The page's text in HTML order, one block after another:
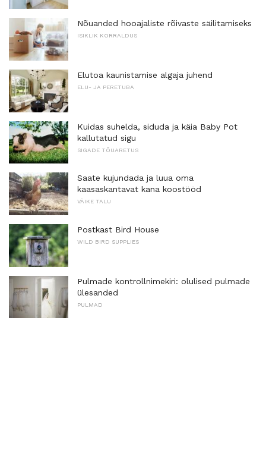
Nõuanded hooajaliste rõivaste säilitamiseks
ISIKLIK KORRALDUS
Elutoa kaunistamise algaja juhend
ELU- JA PERETUBA
Kuidas suhelda, siduda ja käia Baby Pot
kallutatud sigu
SIGADE TÕUARETUS
Saate kujundada ja luua oma
kaasaskantavat kana koostööd
VÄIKE TALU
Postkast Bird House
WILD BIRD SUPPLIES
Pulmade kontrollnimekiri: olulised pulmade
ülesanded
PULMAD